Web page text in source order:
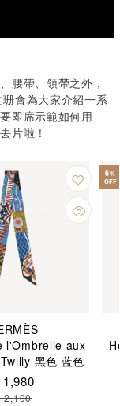
腰帶、領帶之外，
會為大家介紹一系
即席示範如何用
片啦！
l'Ombrelle aux
黑色 蓝色
黄色
1,980
2,100
6%
OFF